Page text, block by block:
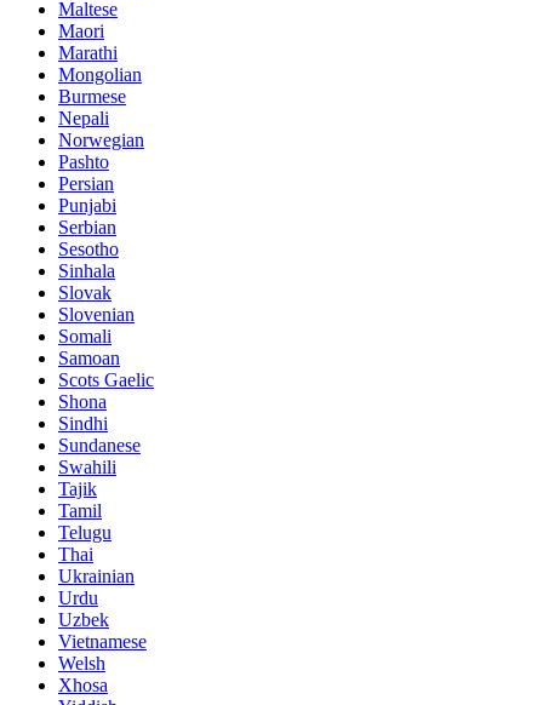
Maltese
Maori
Marathi
Mongolian
Burmese
Nepali
Norwegian
Pashto
Persian
Punjabi
Serbian
Sesotho
Sinhala
Slovak
Slovenian
Somali
Samoan
Scots Gaelic
Shona
Sindhi
Sundanese
Swahili
Tajik
Tamil
Telugu
Thai
Ukrainian
Urdu
Uzbek
Vietnamese
Welsh
Xhosa